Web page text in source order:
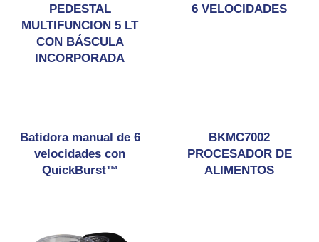
PEDESTAL
MULTIFUNCION 5 LT
CON BÁSCULA
INCORPORADA
6 VELOCIDADES
Batidora manual de 6
velocidades con
QuickBurst™
BKMC7002
PROCESADOR DE
ALIMENTOS